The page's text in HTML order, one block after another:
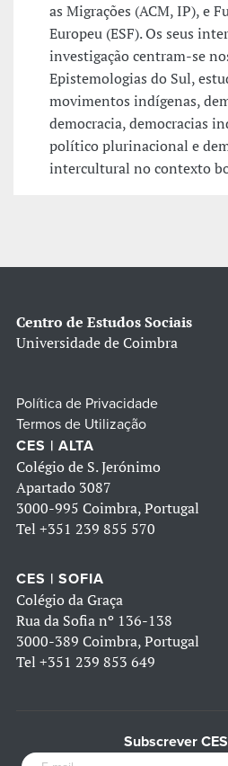
as Migrações (ACM, IP), e
Europeu (ESF). Os seus
investigação centram-se
Epistemologias do Sul,
movimentos indígenas,
democracia, democracias
político plurinacional e
intercultural no contexto
Centro de Estudos Sociais
Universidade de Coimbra
Política de Privacidade
Termos de Utilização
CES | ALTA
Colégio de S. Jerónimo
Apartado 3087
3000-995 Coimbra, Portugal
Tel +351 239 855 570
CES | SOFIA
Colégio da Graça
Rua da Sofia nº 136-138
3000-389 Coimbra, Portugal
Tel +351 239 853 649
Subscrever